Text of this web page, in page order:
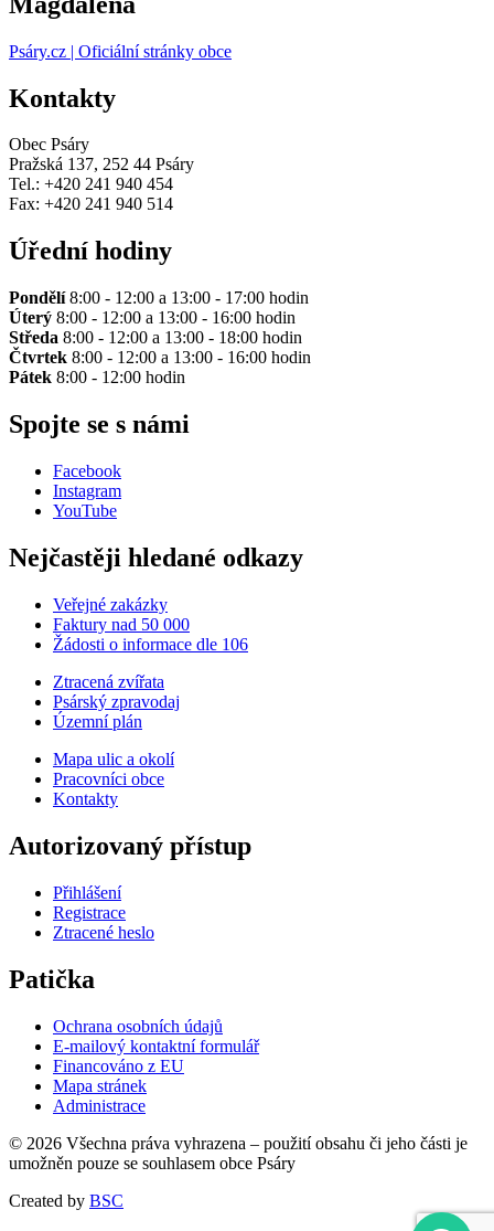
Psáry.cz | Oficiální stránky obce
Kontakty
Obec Psáry
Pražská 137, 252 44 Psáry
Tel.: +420 241 940 454
Fax: +420 241 940 514
Úřední hodiny
Pondělí8:00 - 12:00 a 13:00 - 17:00 hodin
Úterý 8:00 - 12:00 a 13:00 - 16:00 hodin
Středa 8:00 - 12:00 a 13:00 - 18:00 hodin
Čtvrtek 8:00 - 12:00 a 13:00 - 16:00 hodin
Pátek 8:00 - 12:00 hodin
Spojte se s námi
Facebook
Instagram
YouTube
Nejčastěji hledané odkazy
Veřejné zakázky
Faktury nad 50 000
Žádosti o informace dle 106
Ztracená zvířata
Psárský zpravodaj
Územní plán
Mapa ulic a okolí
Pracovníci obce
Kontakty
Autorizovaný přístup
Přihlášení
Registrace
Ztracené heslo
Patička
Ochrana osobních údajů
E-mailový kontaktní formulář
Financováno z EU
Mapa stránek
Administrace
© 2026 Všechna práva vyhrazena – použití obsahu či jeho části je
umožněn pouze se souhlasem obce Psáry
Created by BSC